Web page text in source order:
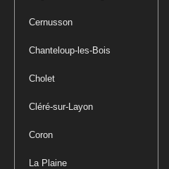
Cernusson
Chanteloup-les-Bois
Cholet
Cléré-sur-Layon
Coron
La Plaine